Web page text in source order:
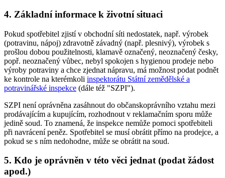
4. Základní informace k životní situaci
Pokud spotřebitel zjistí v obchodní síti nedostatek, např. výrobek
(potravinu, nápoj) zdravotně závadný (např. plesnivý), výrobek s
prošlou dobou použitelnosti, klamavě označený, neoznačený česky,
popř. neoznačený vůbec, nebyl spokojen s hygienou prodeje nebo
výroby potraviny a chce zjednat nápravu, má možnost podat podnět
ke kontrole na kterémkoli inspektorátu Státní zemědělské a
potravinářské inspekce (dále též "SZPI").
SZPI není oprávněna zasáhnout do občanskoprávního vztahu mezi
prodávajícím a kupujícím, rozhodnout v reklamačním sporu může
jedině soud. To znamená, že inspekce nemůže pomoci spotřebiteli
při navrácení peněz. Spotřebitel se musí obrátit přímo na prodejce, a
pokud se s ním nedohodne, může se obrátit na soud.
5. Kdo je oprávněn v této věci jednat (podat žádost
apod.)